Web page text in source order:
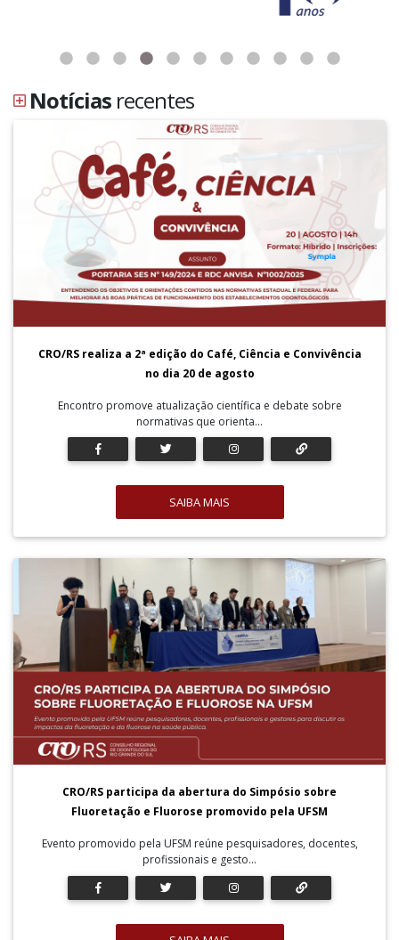
Notícias recentes
CRO/RS realiza a 2ª edição do Café, Ciência e Convivência
no dia 20 de agosto
Encontro promove atualização científica e debate sobre
normativas que orienta...
SAIBA MAIS
CRO/RS participa da abertura do Simpósio sobre
Fluoretação e Fluorose promovido pela UFSM
Evento promovido pela UFSM reúne pesquisadores, docentes,
profissionais e gesto...